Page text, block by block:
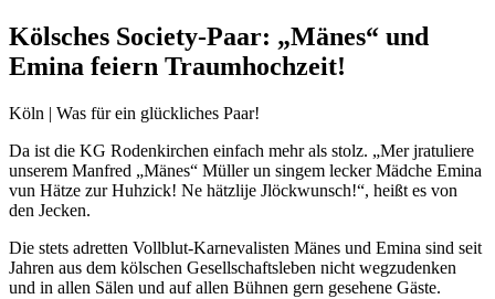
Kölsches Society-Paar: „Mänes“ und
Emina feiern Traumhochzeit!
Köln | Was für ein glückliches Paar!
Da ist die KG Rodenkirchen einfach mehr als stolz. „Mer jratuliere
unserem Manfred „Mänes“ Müller un singem lecker Mädche Emina
vun Hätze zur Huhzick! Ne hätzlije Jlöckwunsch!“, heißt es von
den Jecken.
Die stets adretten Vollblut-Karnevalisten Mänes und Emina sind seit
Jahren aus dem kölschen Gesellschaftsleben nicht wegzudenken
und in allen Sälen und auf allen Bühnen gern gesehene Gäste.